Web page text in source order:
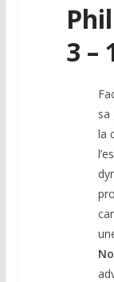
3 –
sa
la
car